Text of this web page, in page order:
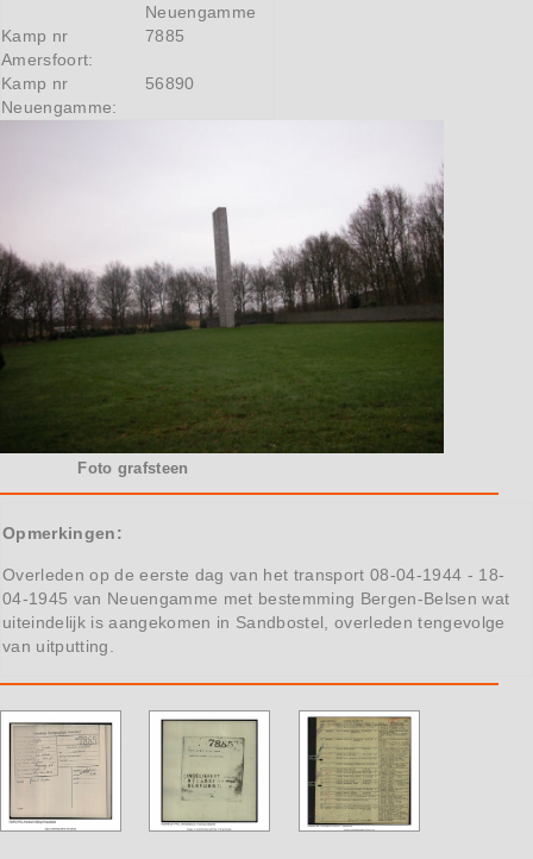
Neuengamme
Kamp nr
Amersfoort:
7885
Kamp nr
Neuengamme:
56890
Foto grafsteen
Opmerkingen:
Overleden op de eerste dag van het transport 08-04-1944 - 18-
04-1945 van Neuengamme met bestemming Bergen-Belsen wat
uiteindelijk is aangekomen in Sandbostel, overleden tengevolge
van uitputting.